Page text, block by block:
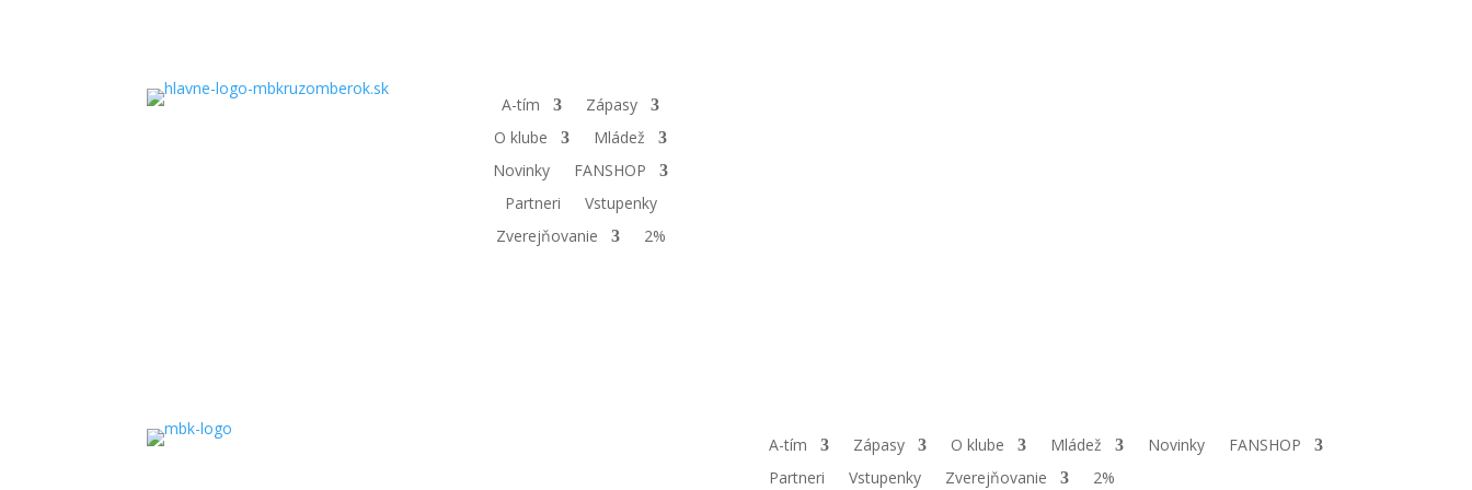
A-tím
Zápasy
O klube
Mládež
Novinky
FANSHOP
Partneri
Vstupenky
Zverejňovanie
2%
A-tím Zápasy O klube Mládež Novinky
FANSHOP
Partneri
Vstupenky Zverejňovanie 2%